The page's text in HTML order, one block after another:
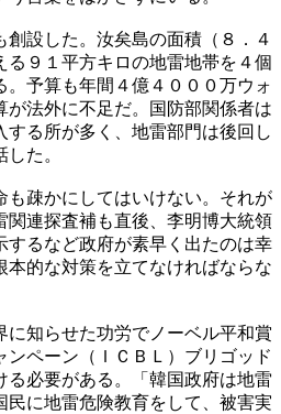
設した。汝矣島の面積（８．４
る９１平方キロの地雷地帯を４個
。予算も年間４億４０００万ウォ
が法外に不足だ。国防部関係者は
する所が多く、地雷部門は後回し
た。
も疎かにしてはいけない。それが
関連探査補も直後、李明博大統領
するなど政府が素早く出たのは幸
本的な対策を立てなければならな
に知らせた功労でノーベル平和賞
ンペーン（ＩＣＢＬ）ブリゴッド
る必要がある。「韓国政府は地雷
民に地雷危険教育をして、被害実